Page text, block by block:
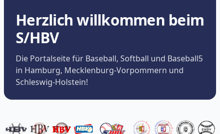
Herzlich willkommen beim
S/HBV
Die Portalseite für Baseball, Softball und Baseball5
in Hamburg, Mecklenburg-Vorpommern und
Schleswig-Holstein!